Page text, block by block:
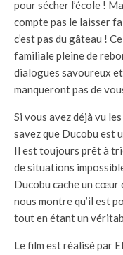
pour sécher l’école !
compte pas le laisser
c’est pas du gâteau !
familiale pleine de
dialogues savoureux
manqueront pas de
Si vous avez déjà vu
savez que Ducobu est
Il est toujours prêt à
de situations
Ducobu cache un cœur
nous montre qu’il est
tout en étant un
Le film est réalisé par